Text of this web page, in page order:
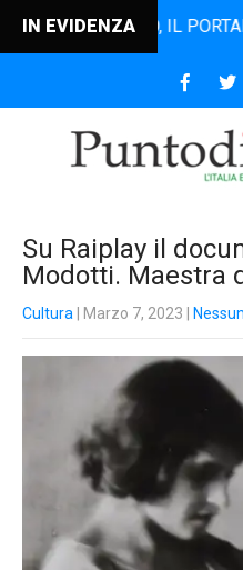
IN EVIDENZAIL PORTALE
Su Raiplay il
Modotti. Maestra
Cultura | Marzo 7, 2023